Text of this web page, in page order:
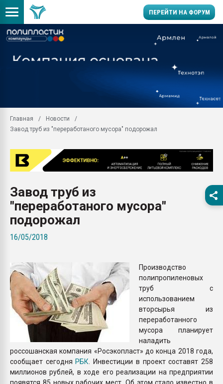
ПЕРЕЙТИ НА ФОРУМ
производство SPC
заводу пластмасс"
Подмосковье, Москва
28.07.2026
28.07.2026
ПЕРЕЙТИ НА
Главная
Новости
Завод труб из "переработаного мусора" подорожал
Завод труб из
"переработаного мусора"
подорожал
16/05/2018
Производство
полипропиленовых
труб с
использованием
вторсырья из
переработанного
мусора планирует
наладить
россошанская компания «Росэкопласт» до конца 2018 года,
сообщает сегодняРБК . Инвестиции в проект составят 258
миллионов рублей, в ходе его реализации на предприятии
появятся 85 новых рабочих мест. Об этом стало известно в